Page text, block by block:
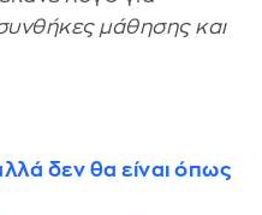
μάθησης και
δεν θα είναι όπως